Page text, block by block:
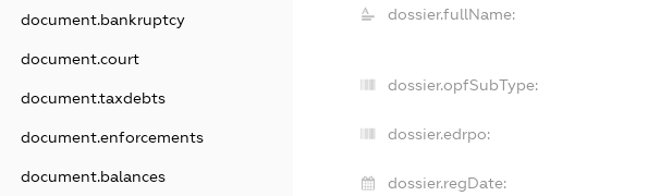
document.bankruptcy
document.court
document.taxdebts
document.enforcements
document.balances
dossier.fullName:
dossier.opfSubType:
dossier.edrpo:
dossier.regDate: